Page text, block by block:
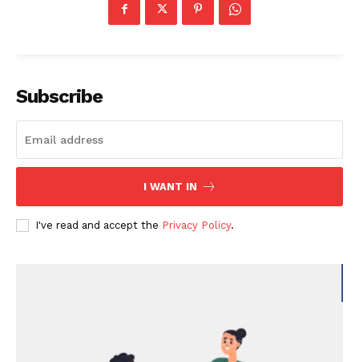
Subscribe
I WANT IN
I've read and accept the Privacy Policy.